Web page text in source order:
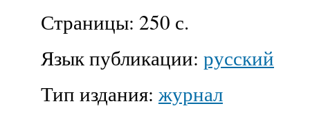
Страницы: 250 с.
Язык публикации: русский
Тип издания: журнал